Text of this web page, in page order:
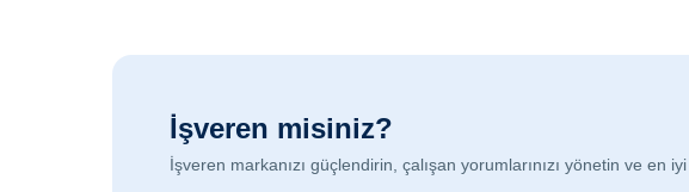
İşveren misiniz?
İşveren markanızı güçlendirin, çalışan yorumlarınızı yönetin ve en